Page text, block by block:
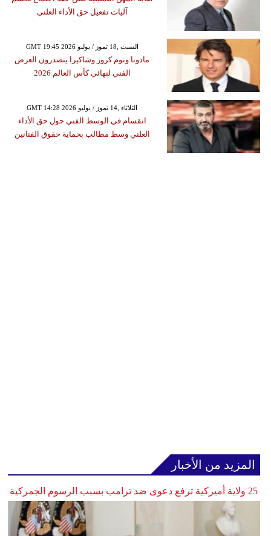
آليات تفعيل حق الأداء العلني
GMT 19:45 2026 السبت ,18 تموز / يوليو
مادونا وتوم كروز وشاكيرا يتصدرون العرض
الفني لنهائي كأس العالم 2026
GMT 14:28 2026 الثلاثاء ,14 تموز / يوليو
انقسام في الوسط الفني حول حق الأداء
العلني وسط مطالب بحماية حقوق الفنانين
المزيد من الأخبار
25 ولاية أميركية ترفع دعوى ضد ترامب بسبب الرسوم الجمركية